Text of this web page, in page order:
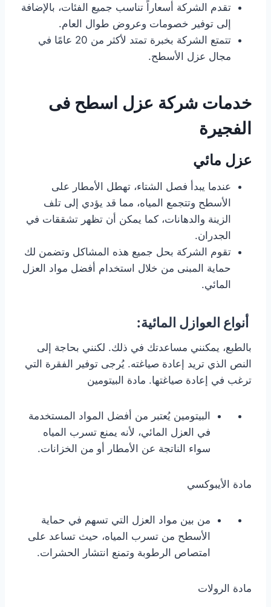
تقدم الشركة أسعاراً تناسب جميع الفئات، بالإضافة
إلى توفير خصومات وعروض طوال العام.
تتمتع الشركة بخبرة تمتد لأكثر من 20 عامًا في
مجال عزل الأسطح.
خدمات شركة عزل اسطح فى
الفجيرة
عزل مائي
عندما يبدأ فصل الشتاء، تهطل الأمطار على
الأسطح وتتجمع المياه، مما قد يؤدي إلى تلف
الزينة والدهانات، كما يمكن أن تظهر تشققات في
الجدران.
تقوم الشركة بحل جميع هذه المشاكل وتضمن لك
حماية المبنى من خلال استخدام أفضل مواد العزل
المائي.
أنواع العوازل المائية:
بالطبع، يمكنني مساعدتك في ذلك. لكنني بحاجة إلى
النص الذي تريد إعادة صياغته. يُرجى توفير الفقرة التي
ترغب في إعادة صياغتها. مادة البيتومين
البيتومين يُعتبر من أفضل المواد المستخدمة
في العزل المائي، لأنه يمنع تسرب المياه
سواء الناتجة عن الأمطار أو من الخزانات.
مادة الأيبوكسي
من بين مواد العزل التي تسهم في حماية
الأسطح من تسرب المياه، حيث تساعد على
امتصاص الرطوبة وتمنع انتشار الحشرات.
مادة الرولات